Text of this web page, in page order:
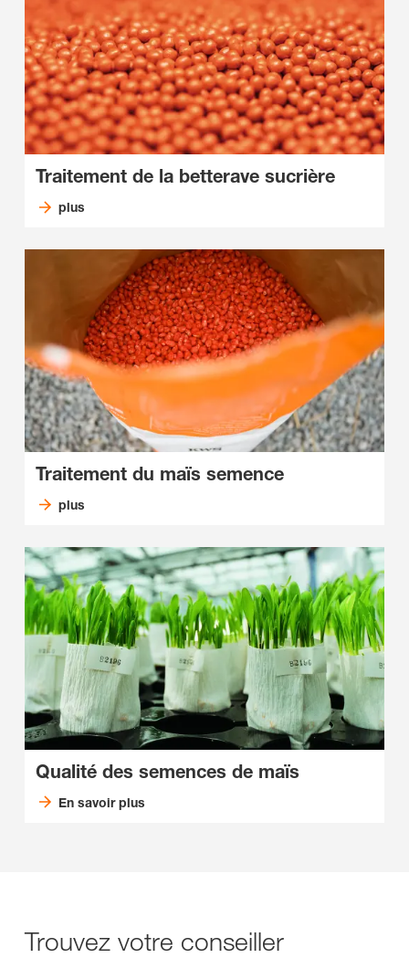
Traitement de la betterave sucrière
plus
Traitement du maïs semence
plus
Qualité des semences de maïs
En savoir plus
Trouvez votre conseiller